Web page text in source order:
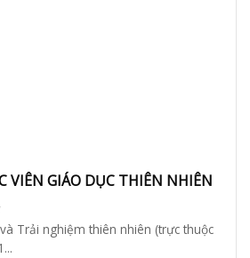
VIÊN GIÁO DỤC THIÊN NHIÊN
Trải nghiệm thiên nhiên (trực thuộc